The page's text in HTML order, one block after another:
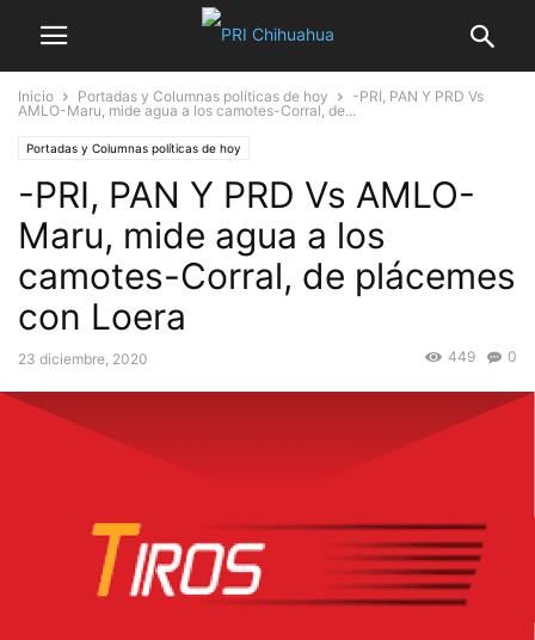
Inicio Portadas y Columnas políticas de hoy
-PRI, PAN Y PRD Vs
AMLO-Maru, mide agua a los camotes-Corral, de...
Portadas y Columnas políticas de hoy
-PRI, PAN Y PRD Vs AMLO-
Maru, mide agua a los
camotes-Corral, de plácemes
con Loera
23 diciembre, 2020 0
449